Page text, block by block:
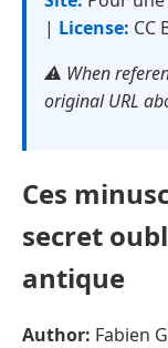
| License: CC
⚠️ When
original URL
Ces
secret
antique
Author: Fabien